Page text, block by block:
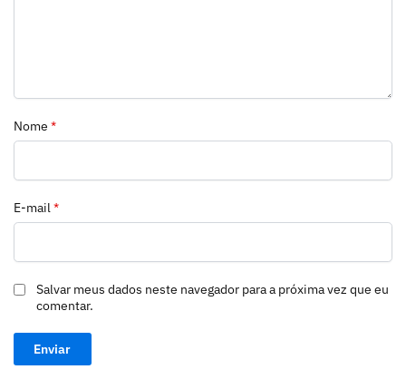
Nome *
E-mail*
Salvar meus dados neste navegador para a próxima vez que eu
comentar.